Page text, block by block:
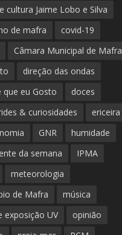
cultura Jaime Lobo e Silva
de mafra
covid-19
Câmara Municipal de Mafra
direção das ondas
que eu Gosto
doces
& curiosidades
ericeira
GNR
humidade
da semana
IPMA
meteorologia
de Mafra
música
exposição UV
opinião